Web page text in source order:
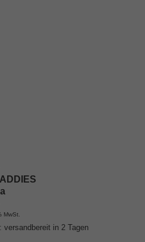
MwSt.
versandbereit in 2 Tagen